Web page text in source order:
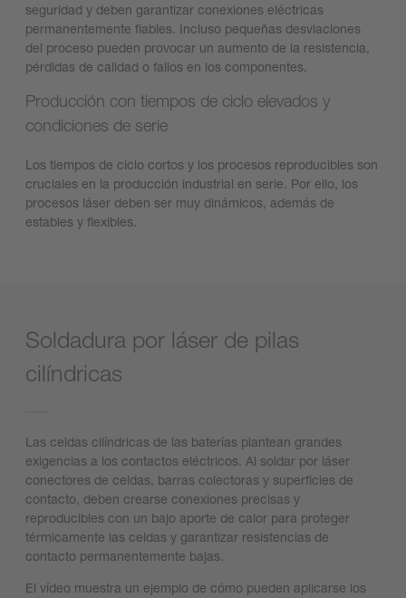
seguridad y deben garantizar conexiones eléctricas
permanentemente fiables. Incluso pequeñas desviaciones
del proceso pueden provocar un aumento de la resistencia,
pérdidas de calidad o fallos en los componentes.
Producción con tiempos de ciclo elevados y
condiciones de serie
Los tiempos de ciclo cortos y los procesos reproducibles son
cruciales en la producción industrial en serie. Por ello, los
procesos láser deben ser muy dinámicos, además de
estables y flexibles.
Soldadura por láser de pilas
cilíndricas
Las celdas cilíndricas de las baterías plantean grandes
exigencias a los contactos eléctricos. Al soldar por láser
conectores de celdas, barras colectoras y superficies de
contacto, deben crearse conexiones precisas y
reproducibles con un bajo aporte de calor para proteger
térmicamente las celdas y garantizar resistencias de
contacto permanentemente bajas.
El vídeo muestra un ejemplo de cómo pueden aplicarse los